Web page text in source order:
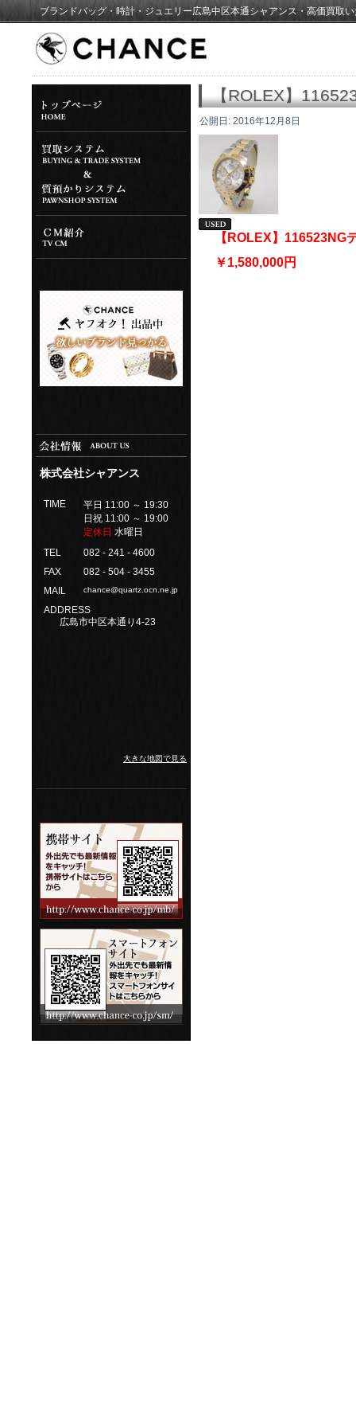
ブランドバッグ・時計・ジュエリー広島中区本通シャアンス・高価買取
株式会社シャアンス
TIME
平日 11:00 ～ 19:30
日祝 11:00 ～ 19:00
定休日 水曜日
TEL
082 - 241 - 4600
FAX
082 - 504 - 3455
MAIL
chance@quartz.ocn.ne.jp
ADDRESS
広島市中区本通り4-23
大きな地図で見る
【ROLEX】
公開日: 2016年12月8日
【ROLEX】
￥1,580,000円